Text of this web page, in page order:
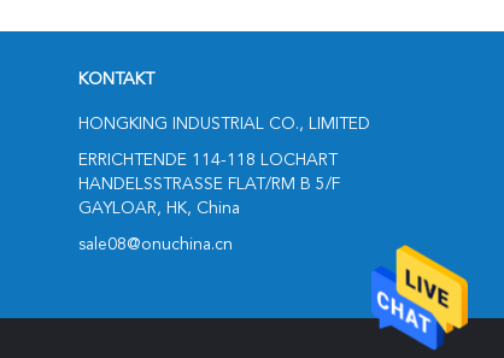
KONTAKT
HONGKING INDUSTRIAL CO., LIMITED
ERRICHTENDE 114-118 LOCHART
HANDELSSTRASSE FLAT/RM B 5/F
GAYLOAR, HK, China
sale08@onuchina.cn